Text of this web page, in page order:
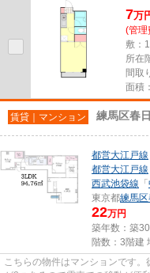
7万
(管理
敷：
所在
間取
面積
賃貸｜マンション 練馬区春
都営大江戸線
都営大江戸線
西武池袋線 「
東京都練馬区
22万円
築年数：築
階数：3階建
こちらの物件はマンションです